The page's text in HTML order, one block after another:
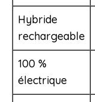
Hybride
rechargeable
100 %
électrique